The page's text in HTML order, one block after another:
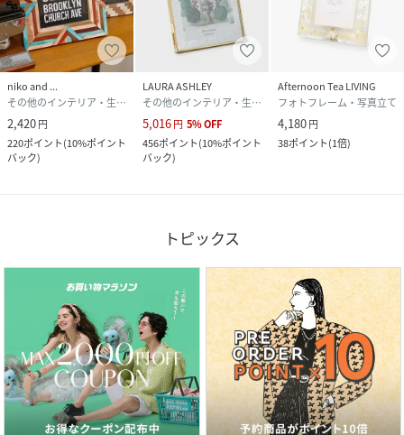
niko and ...
その他のインテリア・生活雑貨
2,420円
220ポイント(10%ポイント
バック)
LAURA ASHLEY
その他のインテリア・生活雑貨
5,016円 5%OFF
456ポイント(10%ポイント
バック)
Afternoon Tea LIVING
フォトフレーム・写真立て
4,180円
38ポイント(1倍)
トピックス